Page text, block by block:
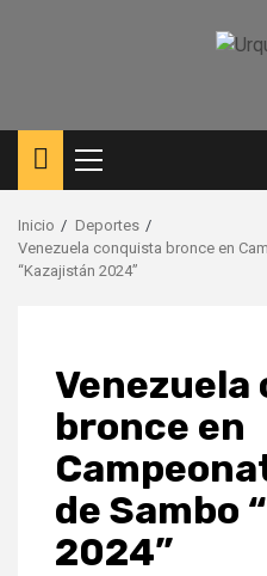
Menú
principal
Inicio
Deportes
Venezuela conquista bronce en
“Kazajistán 2024”
bronce en
de Sambo
2024”